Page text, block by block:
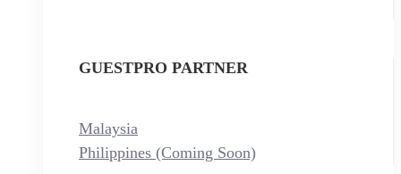
GUESTPRO PARTNER
Malaysia
Philippines (Coming Soon)